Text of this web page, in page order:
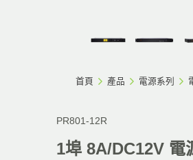
首頁 產品 電源系列
PR801-12R
1埠 8A/DC12V 電